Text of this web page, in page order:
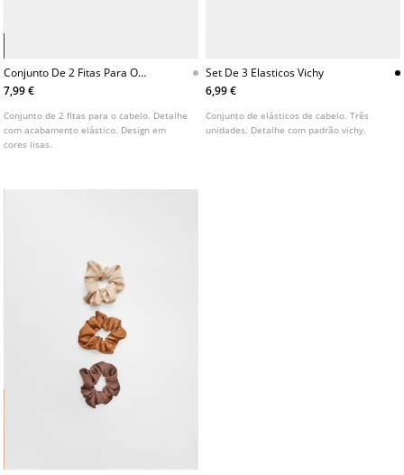
Conjunto De 2 Fitas Para O
Cabelo
7,99 €
Conjunto de 2 fitas para o cabelo. Detalhe
com acabamento elástico. Design em
cores lisas.
Set De 3 Elasticos Vichy
6,99 €
Conjunto de elásticos de cabelo. Três
unidades. Detalhe com padrão vichy.